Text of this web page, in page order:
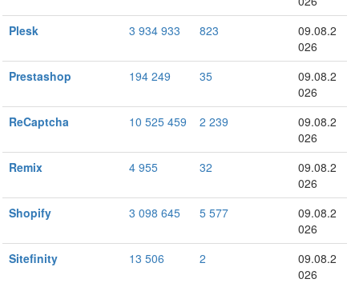
Plesk
3 934 933 823
09.08.2
026
Prestashop
194 249 35
09.08.2
026
ReCaptcha
10 525 459 2 239
09.08.2
026
Remix
4 955 32
09.08.2
026
Shopify
3 098 645 5 577
09.08.2
026
Sitefinity
13 506 2
09.08.2
026